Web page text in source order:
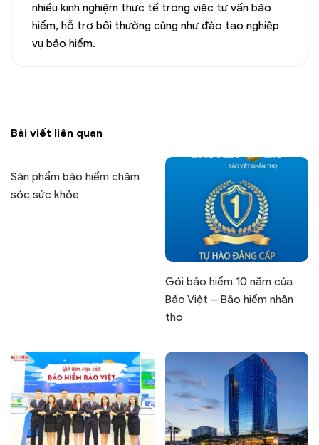
nhiều kinh nghiệm thực tế trong việc tư vấn bảo
hiểm, hỗ trợ bồi thường cũng như đào tạo nghiệp
vụ bảo hiểm.
Bài viết liên quan
Sản phẩm bảo hiểm chăm
sóc sức khỏe
Gói bảo hiểm 10 năm của
Bảo Việt – Bảo hiểm nhân
thọ